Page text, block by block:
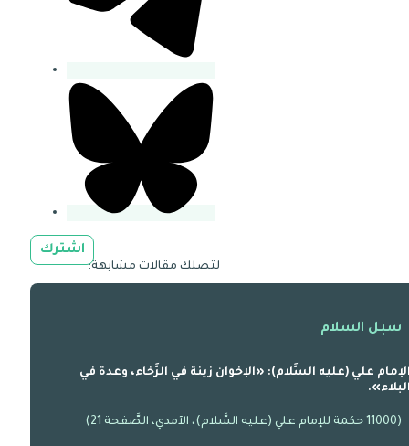
اشترك
لتصلك مقالات مشابهة:
سبل السلام
علي (عليه السَّلام): «الإخوان زينة في الرَّخاء، وعدة في
(11000 حكمة للإمام علي (عليه السَّلام)، الآمدي، الصَّفحة 21)